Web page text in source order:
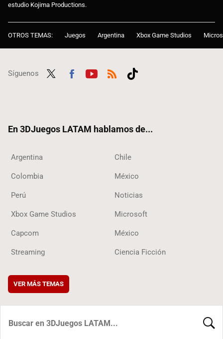
estudio Kojima Productions.
OTROS TEMAS: Juegos Argentina Xbox Game Studios
Síguenos
En 3DJuegos LATAM hablamos de...
Argentina Chile
Colombia México
Perú Noticias
Xbox Game Studios Microsoft
Capcom México
Streaming Ciencia Ficción
VER MÁS TEMAS